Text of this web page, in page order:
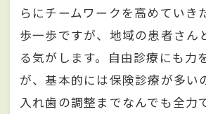
らにチームワークを高めていき
歩一歩ですが、地域の患者さん
る気がします。自由診療にも力
が、基本的には保険診療が多い
入れ歯の調整までなんでも全力